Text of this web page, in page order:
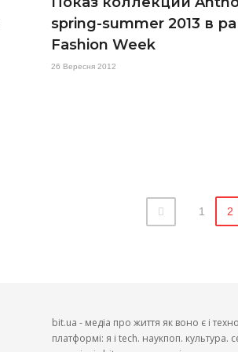
spring-summer 2013 в
Fashion Week
26 Вересня 2012
1 2
bit.ua - медіа про життя як воно є і
платформі: я і tech. наукпоп. культура.